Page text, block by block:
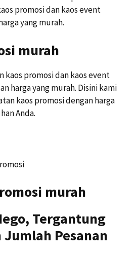
promosi dan kaos event
yang murah.
promosi dan kaos event
harga yang murah. Disini kami
kaos promosi dengan harga
Anda.
Tergantung
Pesanan